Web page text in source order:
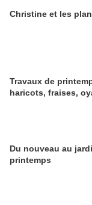
Christine et les
Travaux de
haricots, fraises,
Du nouveau au
printemps